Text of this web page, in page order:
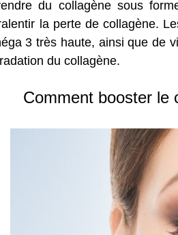
du collagène sous
la perte de collagène.
3 très haute, ainsi que de
du collagène.
Comment booster le